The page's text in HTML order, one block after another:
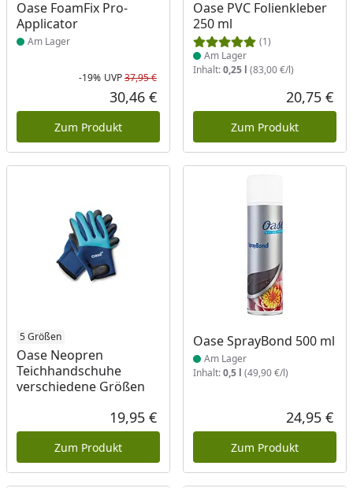
Oase FoamFix Pro-
Applicator
Produkt am Lager
Am Lager
Rabatt in Prozent
-19%
Ursprünglicher Preis
UVP37,95 €
Aktueller Preis
30,46 €
Zum Produkt
Oase PVC Folienkleber
250 ml
(1)
Produkt am Lager
Am Lager
Inhalt:0,25 l (83,00 €/l)
20,75 €
Zum Produkt
5 Größen
Oase Neopren
Teichhandschuhe
verschiedene Größen
Aktueller Preis
19,95 €
Zum Produkt
Oase SprayBond 500 ml
Produkt am Lager
Am Lager
Inhalt:0,5 l (49,90 €/l)
24,95 €
Zum Produkt